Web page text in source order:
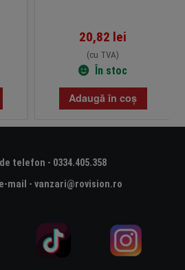
20,82 lei
(cu TVA)
În stoc
Adaugă în coș
telefon - 0334.405.358
mail - vanzari@rovision.ro